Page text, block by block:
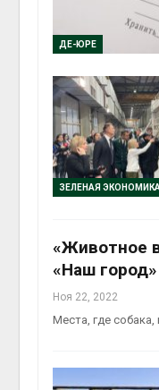
ДЕ-ЮРЕ
ЗЕЛЕНАЯ
«Животное
«Наш город»
Ноя 22, 2022
Места, где
Авг 6, 2026